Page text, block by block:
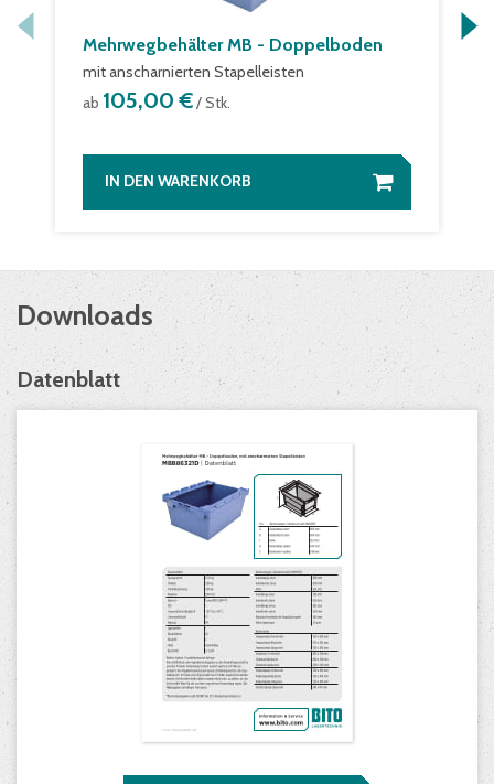
Mehrwegbehälter MB - Doppelboden
mit anscharnierten Stapelleisten
ab 105,00 €/ Stk.
IN DEN WARENKORB
Downloads
Datenblatt